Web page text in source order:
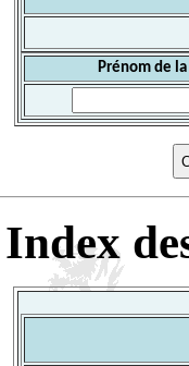
Prénom de
Index